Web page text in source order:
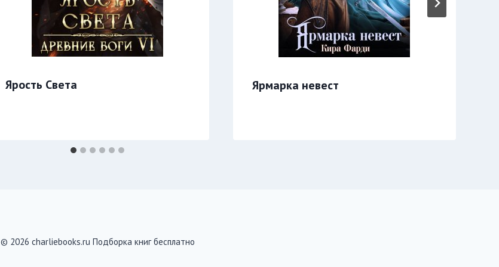
Ярость Света Ярмарка невест
© 2026 charliebooks.ru Подборка книг бесплатно